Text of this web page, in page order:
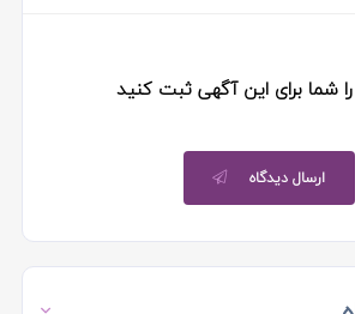
شما برای این آگهی ثبت کنید
ارسال دیدگاه